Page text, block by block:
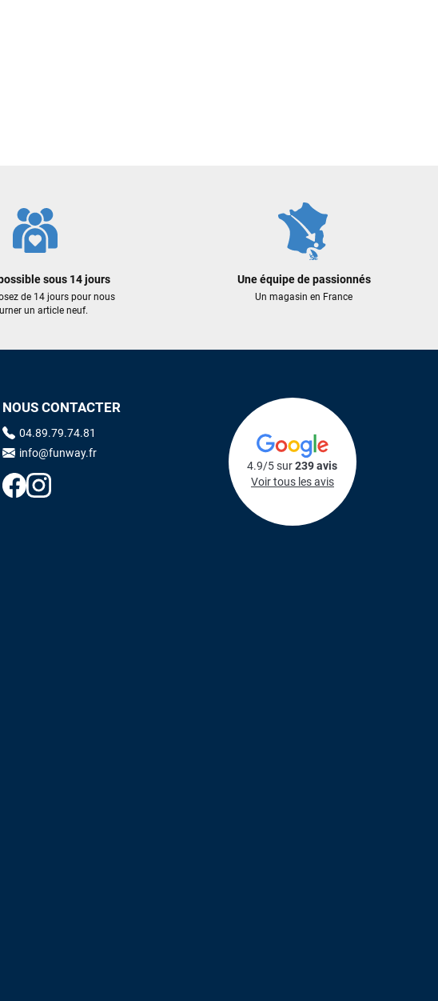
sous 14 jours
de 14 jours pour nous
un article neuf.
Une équipe de passionnés
Un magasin en France
NOUS CONTACTER
04.89.79.74.81
info@funway.fr
4.9/5 sur239 avis
Voir tous les avis
m'ont
conseil
cette severne
UN AVIS